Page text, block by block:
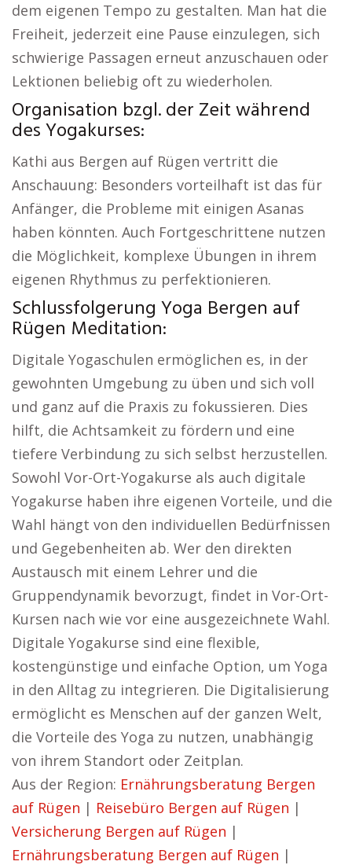
dem eigenen Tempo zu gestalten. Man hat die
Freiheit, jederzeit eine Pause einzulegen, sich
schwierige Passagen erneut anzuschauen oder
Lektionen beliebig oft zu wiederholen.
Organisation bzgl. der Zeit während
des Yogakurses:
Kathi aus Bergen auf Rügen vertritt die
Anschauung: Besonders vorteilhaft ist das für
Anfänger, die Probleme mit einigen Asanas
haben könnten. Auch Fortgeschrittene nutzen
die Möglichkeit, komplexe Übungen in ihrem
eigenen Rhythmus zu perfektionieren.
Schlussfolgerung Yoga Bergen auf
Rügen Meditation:
Digitale Yogaschulen ermöglichen es, in der
gewohnten Umgebung zu üben und sich voll
und ganz auf die Praxis zu fokussieren. Dies
hilft, die Achtsamkeit zu fördern und eine
tiefere Verbindung zu sich selbst herzustellen.
Sowohl Vor-Ort-Yogakurse als auch digitale
Yogakurse haben ihre eigenen Vorteile, und die
Wahl hängt von den individuellen Bedürfnissen
und Gegebenheiten ab. Wer den direkten
Austausch mit einem Lehrer und die
Gruppendynamik bevorzugt, findet in Vor-Ort-
Kursen nach wie vor eine ausgezeichnete Wahl.
Digitale Yogakurse sind eine flexible,
kostengünstige und einfache Option, um Yoga
in den Alltag zu integrieren. Die Digitalisierung
ermöglicht es Menschen auf der ganzen Welt,
die Vorteile des Yoga zu nutzen, unabhängig
von ihrem Standort oder Zeitplan.
Aus der Region: Ernährungsberatung Bergen
auf Rügen | Reisebüro Bergen auf Rügen |
Versicherung Bergen auf Rügen |
Ernährungsberatung Bergen auf Rügen |